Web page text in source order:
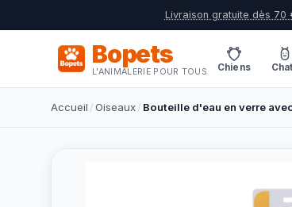
Livraison gratuite dès 70
Bopets
L'ANIMALERIE POUR TOUS Chiens
Accueil /Oiseaux/ Bouteille d'eau en verre